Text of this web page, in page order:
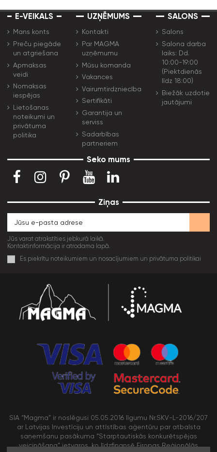
E-VEIKALS
Mans konts
Preču piegāde
un atgriešana
Apmaksas
veidi
Nomaksas
iespējas
Lietošanas
noteikumi un
privātuma
politika
UZŅĒMUMS
Kontakti
Par MAGMA
uzņēmumu
Mūsu komanda
Vakances
Vairumtirdzniecība
Sertifikāti
Garantija un
serviss
Sadarbības
partneriem
SALONS
Salons
Salona darba
laiks: Dd.
10:00-19:00
(Piektdienās
līdz 18:00)
Biežāk uzdotie
jautājumi
Seko mums
Ziņas
Jūs varat atrakstīties jebkurā laikā.
Kontaktinformācija ir atrodama lapā.
Es piekrītu noteikumiem un nosacījumiem un privātuma politikai
SIA “Magma” ir noslēgusi 05.05.2016 līgumu Nr.SKV-L-2016/207
ar Latvijas Investīciju un attīstības aģentūru par atbalsta
saņemšanu pasākuma “Starptautiskās konkurētspējas
veicināšana” ietvaros, ko līdzfinansē Eiropas Reģionālās